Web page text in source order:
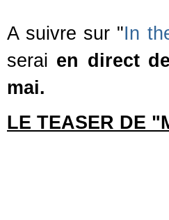
A suivre sur "In
serai en direct
mai.
LE TEASER DE